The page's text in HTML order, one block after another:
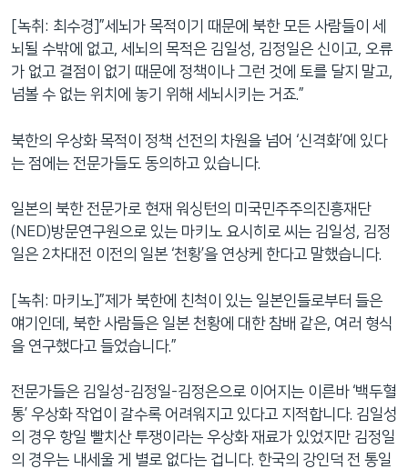
[녹취: 최수경]”세뇌가 목적이기 때문에 북한 모든 사람들이 세
뇌될 수밖에 없고, 세뇌의 목적은 김일성, 김정일은 신이고, 오류
가 없고 결점이 없기 때문에 정책이나 그런 것에 토를 달지 말고,
넘볼 수 없는 위치에 놓기 위해 세뇌시키는 거죠.”
북한의 우상화 목적이 정책 선전의 차원을 넘어 ‘신격화’에 있다
는 점에는 전문가들도 동의하고 있습니다.
일본의 북한 전문가로 현재 워싱턴의 미국민주주의진흥재단
(NED)방문연구원으로 있는 마키노 요시히로 씨는 김일성, 김정
일은 2차대전 이전의 일본 ‘천황’을 연상케 한다고 말했습니다.
[녹취: 마키노]”제가 북한에 친척이 있는 일본인들로부터 들은
얘기인데, 북한 사람들은 일본 천황에 대한 참배 같은, 여러 형식
을 연구했다고 들었습니다.”
전문가들은 김일성-김정일-김정은으로 이어지는 이른바 ‘백두혈
통’ 우상화 작업이 갈수록 어려워지고 있다고 지적합니다. 김일성
의 경우 항일 빨치산 투쟁이라는 우상화 재료가 있었지만 김정일
의 경우는 내세울 게 별로 없다는 겁니다. 한국의 강인덕 전 통일